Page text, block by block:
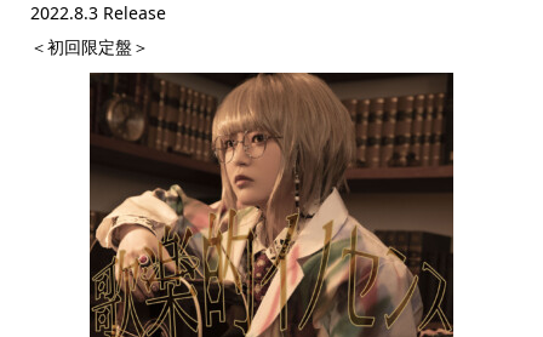
2022.8.3 Release
＜初回限定盤＞